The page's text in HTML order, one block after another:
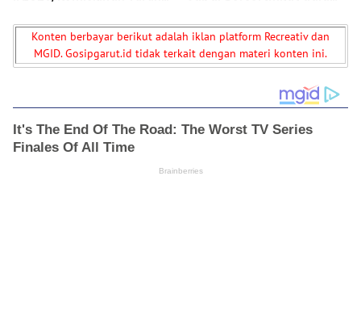
Celah Korupsi
Konten berbayar berikut adalah iklan platform Recreativ dan
MGID. Gosipgarut.id tidak terkait dengan materi konten ini.